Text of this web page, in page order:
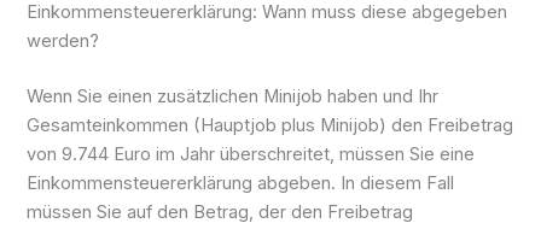
Einkommensteuererklärung: Wann muss diese abgegeben
werden?
Wenn Sie einen zusätzlichen Minijob haben und Ihr
Gesamteinkommen (Hauptjob plus Minijob) den Freibetrag
von 9.744 Euro im Jahr überschreitet, müssen Sie eine
Einkommensteuererklärung abgeben. In diesem Fall
müssen Sie auf den Betrag, der den Freibetrag